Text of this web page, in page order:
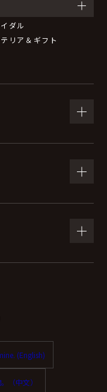
ダル
リア＆ギフト
(English)
（中文）